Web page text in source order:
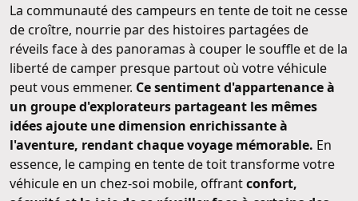
La communauté des campeurs en tente de toit ne cesse
de croître, nourrie par des histoires partagées de
réveils face à des panoramas à couper le souffle et de la
liberté de camper presque partout où votre véhicule
peut vous emmener. Ce sentiment d'appartenance à
un groupe d'explorateurs partageant les mêmes
idées ajoute une dimension enrichissante à
l'aventure, rendant chaque voyage mémorable. En
essence, le camping en tente de toit transforme votre
véhicule en un chez-soi mobile, offrantconfort,